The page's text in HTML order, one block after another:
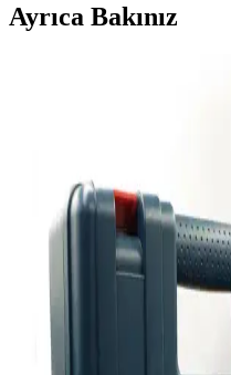
Ayrıca Bakınız
sayesinde nadiren gerçekleşir.
TP-Link'in Wi-Fi 8
Kadar Beklenen
TP-Link, Wi-Fi 8 teknolojisinde
Bu teknoloji, düşük gecikme
hedefliyor ancak
maliyet önemli faktörler.